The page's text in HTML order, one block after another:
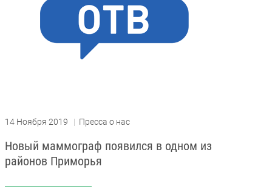
14 Ноября 2019 | Пресса о нас
Новый маммограф появился в одном из
районов Приморья